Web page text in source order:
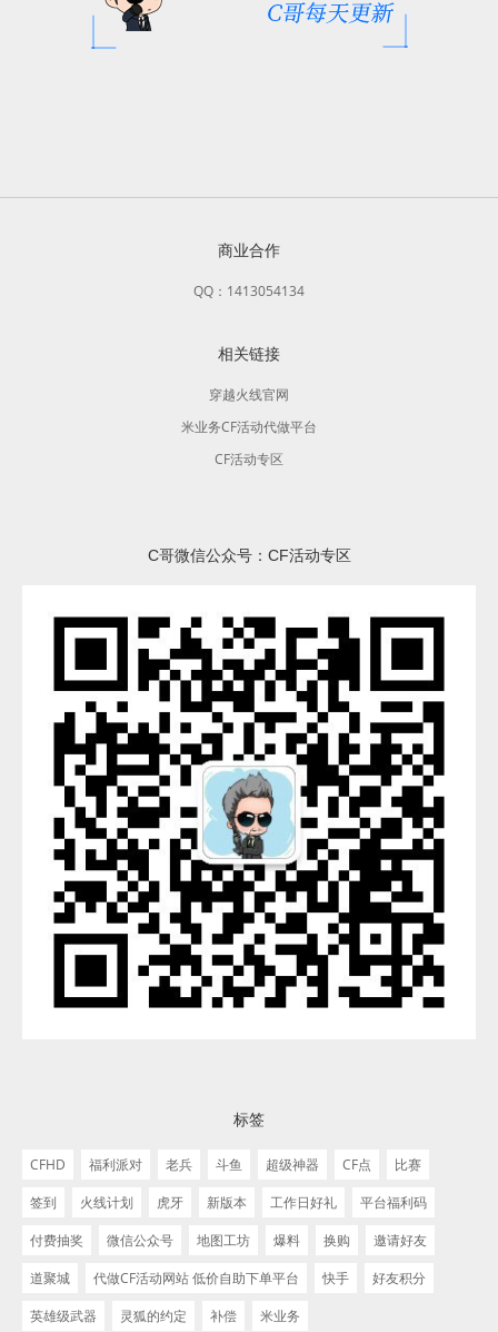
商业合作
QQ：1413054134
相关链接
穿越火线官网
米业务CF活动代做平台
CF活动专区
C哥微信公众号：CF活动专区
标签
CFHD 福利派对 老兵 斗鱼 超级神器 CF点
比赛
签到
火线计划 虎牙 新版本 工作日好礼
平台福利码
付费抽奖
微信公众号 地图工坊 爆料 换购
邀请好友
道聚城
代做CF活动网站 低价自助下单平台 快手
好友积分
英雄级武器
灵狐的约定 补偿 米业务